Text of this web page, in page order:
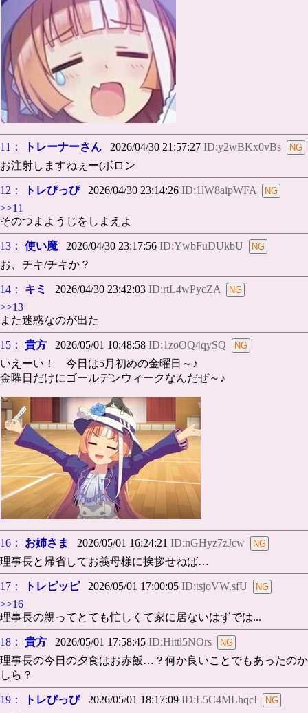
11： トレーナーさん 2026/04/30 21:57:27 ID:y2wBKx0vBs
お注射しますねぇー(ボロン
12： トレぴっぴ2026/04/30 23:14:26 ID:1lW8aipWFA
>>11
そのつまようじをしまえよ
13： 使い魔 2026/04/30 23:17:56 ID:YwbFuDUkbU
お、チキ/チキか？
14： キミ 2026/04/30 23:42:03 ID:rtL4wPycZA
>>13
また迷惑なのが出た
15： 貴方 2026/05/01 10:48:58 ID:1zoOQ4qySQ
いえーい！ 今日は5月初めの金曜日～♪
金曜日だけにゴールデンウィークなんだぜ～♪
16： お姉さま 2026/05/01 16:24:21 ID:nGHyz7zJcw
理事長と帰省してお義母様に挨拶せねば…
17： トレピッピ2026/05/01 17:00:05 ID:tsjoVW.sfU
>>16
理事長の親ってとても忙しくて家に居ないはずでは...
18： 貴方 2026/05/01 17:58:45 ID:Hittl5NOrs
理事長の今日の夕食はお赤飯…？何か良いことでもあったのか
しら？
19： トレぴっぴ2026/05/01 18:17:09 ID:L5C4MLhqcI